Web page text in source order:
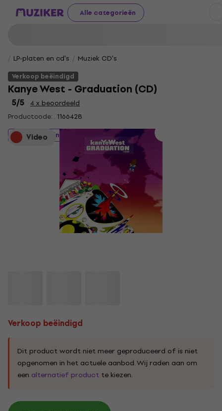
Alle categorieën
LP-platen en cd's
Muziek CD's
Verkoop beëindigd
Kanye West - Graduation (CD)
5/5 4 x beoordeeld
Productcode: . 1166428
Video
Verkoop beëindigd
Verkoop beëindigd
Dit product wordt niet meer geproduceerd of is niet
opgenomen in het actuele aanbod. Wij raden aan om
een alternatief product te kiezen.